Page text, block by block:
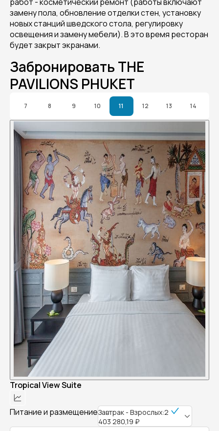
замену пола, обновление отделки стен, установку
новых станций шведского стола, регулировку
освещения и замену мебели). В это время ресторан
будет закрыт экранами.
Забронировать THE
PAVILIONS PHUKET
7 8 9 10 11 12 13 14
Tropical View Suite
Питание и размещениеЗавтрак - Взрослых:2
403 280,19 ₽